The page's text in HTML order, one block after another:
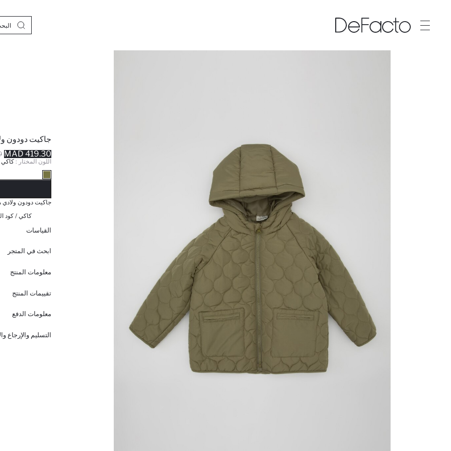
جاكيت دودون
419.30 MAD
اللون المختار : كاكي
جاكيت دودون
كاكي / كود
القياسات
ابحث في المتجر
معلومات المنتج
تقييمات المنتج
معلومات الدفع
التسليم والإرجاع